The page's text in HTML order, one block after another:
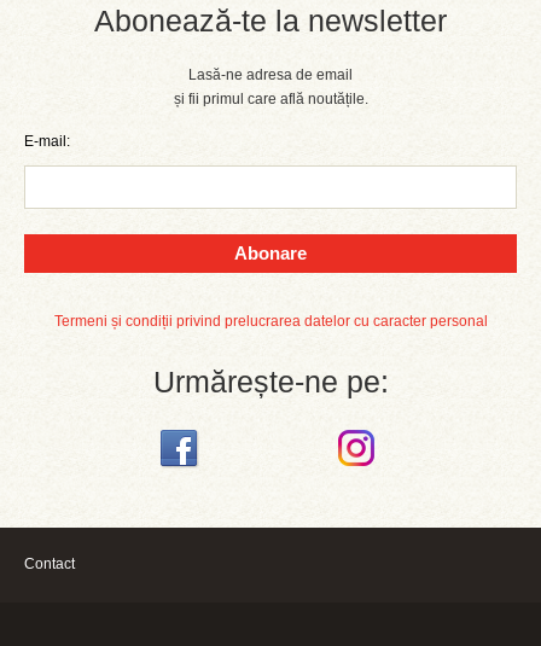
Abonează-te la newsletter
Lasă-ne adresa de email
și fii primul care află noutățile.
E-mail:
Abonare
Termeni și condiții privind prelucrarea datelor cu caracter personal
Urmărește-ne pe:
Contact